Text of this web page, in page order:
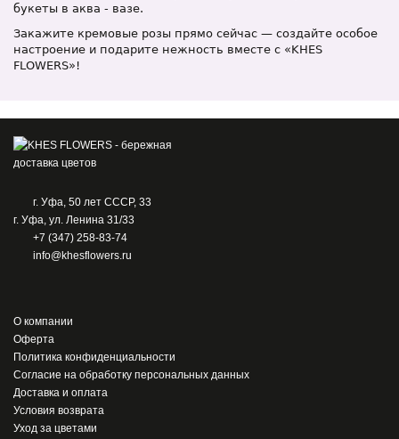
букеты в аква - вазе.
Закажите кремовые розы прямо сейчас — создайте особое
настроение и подарите нежность вместе с «KHES
FLOWERS»!
г. Уфа, 50 лет СССР, 33
г. Уфа, ул. Ленина 31/33
+7 (347) 258-83-74
info@khesflowers.ru
О компании
Оферта
Политика конфиденциальности
Согласие на обработку персональных данных
Доставка и оплата
Условия возврата
Уход за цветами